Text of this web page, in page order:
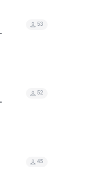
53
52
45